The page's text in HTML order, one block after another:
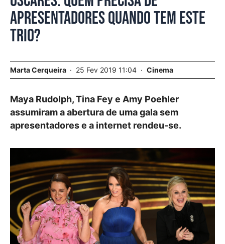
apresentadores quando tem este
trio?
Marta Cerqueira 25 Fev 2019 11:04 Cinema
Maya Rudolph, Tina Fey e Amy Poehler
assumiram a abertura de uma gala sem
apresentadores e a internet rendeu-se.